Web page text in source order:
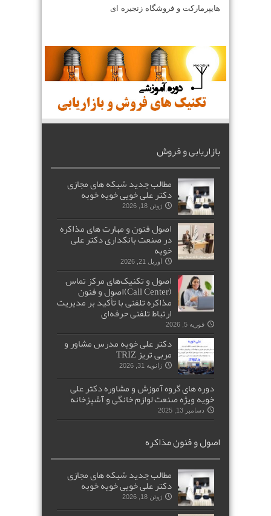
هایپرمارکت و فروشگاه زنجیره ای
بازاریابی و فروش
مطالب جدید شبکه های مجازی
دکتر علی خویی خویه خوبه
ژوئن 18, 2026
اصول فنون و مهارت های مذاکره
در صنعت بانکداری دکتر علی
خویه
آوریل 21, 2026
اصول و تکنیک‌های مرکز تماس
(Call Center)اصول و فنون
مذاکره تلفنی با تأکید بر مدیریت
ارتباط تلفنی حرفه‌ای
فوریه 5, 2026
دکتر علی خویه مدرس مشاور و
مربی تریز TRIZ
ژانویه 31, 2026
دوره های گروه آموزش و مشاوره دکتر علی
خویه ویژه صنعت لوازم خانگی و آشپزخانه
دسامبر 13, 2025
اصول و فنون مذاکره
مطالب جدید شبکه های مجازی
دکتر علی خویی خویه خوبه
ژوئن 18, 2026